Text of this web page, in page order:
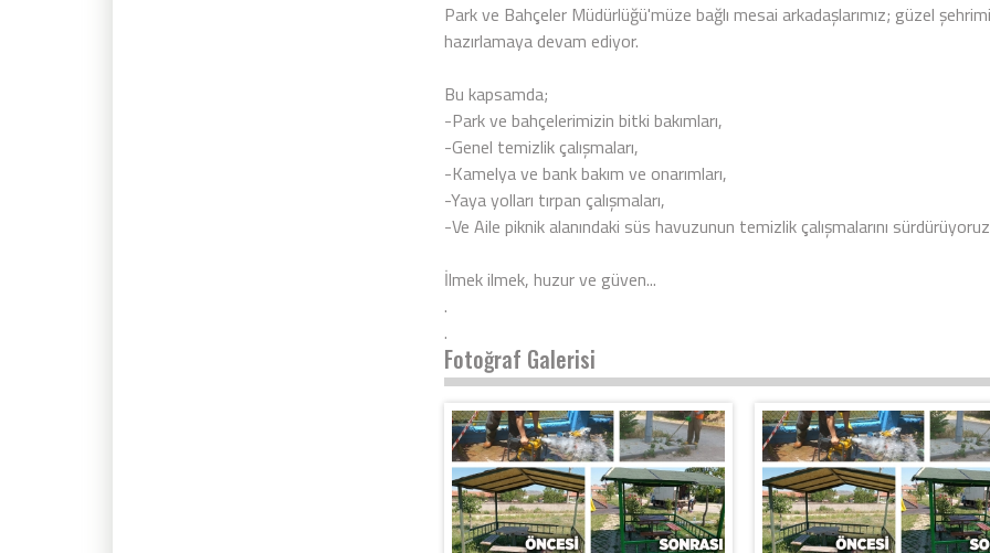
Park ve Bahçeler Müdürlüğü'müze bağlı mesai arkadaşlarımız; güzel
hazırlamaya devam ediyor.
Bu kapsamda;
-Park ve bahçelerimizin bitki bakımları,
-Genel temizlik çalışmaları,
-Kamelya ve bank bakım ve onarımları,
-Yaya yolları tırpan çalışmaları,
-Ve Aile piknik alanındaki süs havuzunun temizlik çalışmalarını
İlmek ilmek, huzur ve güven...
.
.
Fotoğraf Galerisi